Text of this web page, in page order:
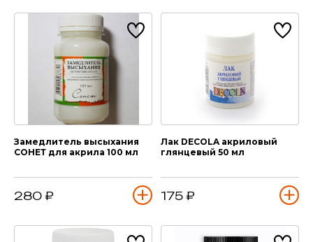
Замедлитель высыхания
СОНЕТ для акрила 100 мл
280 ₽
Лак DECOLA акриловый
глянцевый 50 мл
175 ₽